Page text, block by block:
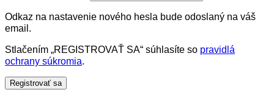
Odkaz na nastavenie nového hesla bude odoslaný na váš
email.
Stlačením „REGISTROVAŤ SA“ súhlasíte so pravidlá
ochrany súkromia.
Registrovať sa